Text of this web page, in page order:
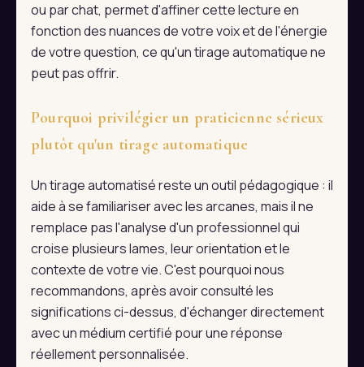
ou par chat, permet d'affiner cette lecture en
fonction des nuances de votre voix et de l'énergie
de votre question, ce qu'un tirage automatique ne
peut pas offrir.
Pourquoi privilégier un praticienne sérieux
plutôt qu'un tirage automatique
Un tirage automatisé reste un outil pédagogique : il
aide à se familiariser avec les arcanes, mais il ne
remplace pas l'analyse d'un professionnel qui
croise plusieurs lames, leur orientation et le
contexte de votre vie. C'est pourquoi nous
recommandons, après avoir consulté les
significations ci-dessus, d'échanger directement
avec un médium certifié pour une réponse
réellement personnalisée.